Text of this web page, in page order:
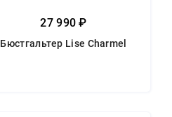
27 990 ₽
Бюстгальтер Lise Charmel